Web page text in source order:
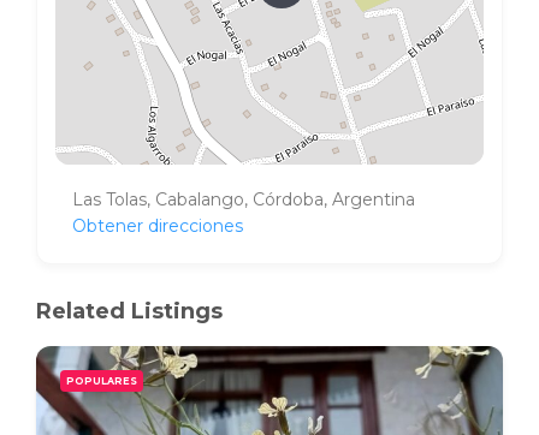
Las Tolas, Cabalango, Córdoba, Argentina
Obtener direcciones
Related Listings
POPULARES